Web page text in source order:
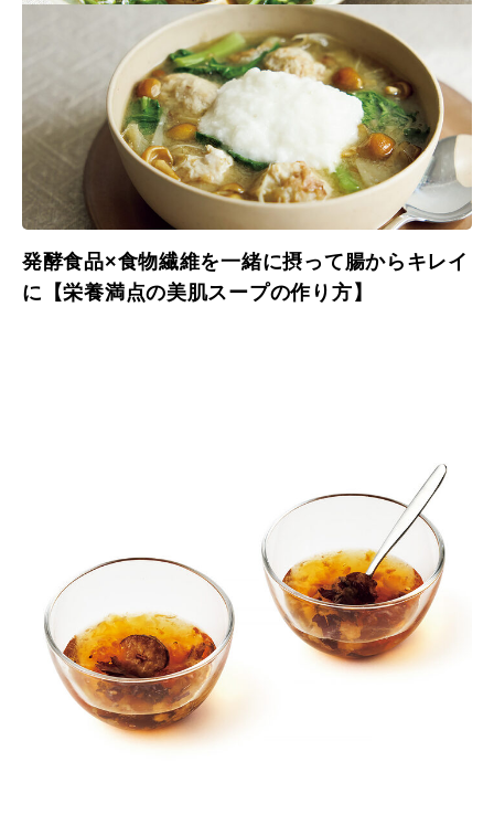
発酵食品×食物繊維を一緒に摂って腸からキレイ
に【栄養満点の美肌スープの作り方】